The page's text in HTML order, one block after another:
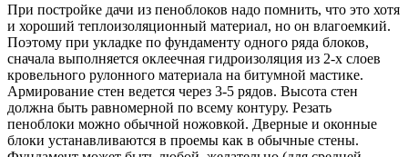
При постройке дачи из пеноблоков надо помнить, что это хотя
и хороший теплоизоляционный материал, но он влагоемкий.
Поэтому при укладке по фундаменту одного ряда блоков,
сначала выполняется оклеечная гидроизоляция из 2-х слоев
кровельного рулонного материала на битумной мастике.
Армирование стен ведется через 3-5 рядов. Высота стен
должна быть равномерной по всему контуру. Резать
пеноблоки можно обычной ножовкой. Дверные и оконные
блоки устанавливаются в проемы как в обычные стены.